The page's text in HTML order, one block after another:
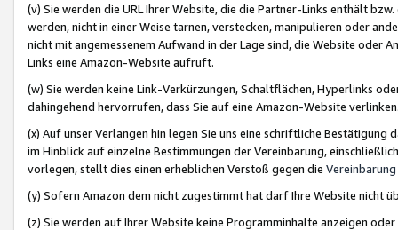
(v) Sie werden die URL Ihrer Website, die die Partner-Links enthält
werden, nicht in einer Weise tarnen, verstecken, manipulieren oder
nicht mit angemessenem Aufwand in der Lage sind, die Website oder
Links eine Amazon-Website aufruft.
(w) Sie werden keine Link-Verkürzungen, Schaltflächen, Hyperlinks
dahingehend hervorrufen, dass Sie auf eine Amazon-Website
(x) Auf unser Verlangen hin legen Sie uns eine schriftliche
im Hinblick auf einzelne Bestimmungen der Vereinbarung,
vorlegen, stellt dies einen erheblichen Verstoß gegen die Vereinbarung
(y) Sofern Amazon dem nicht zugestimmt hat darf Ihre Website nicht
(z) Sie werden auf Ihrer Website keine Programminhalte anzeigen